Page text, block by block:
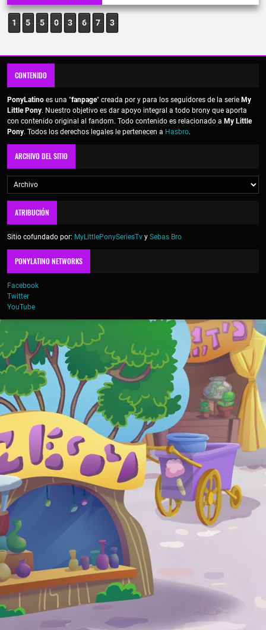
1 5 5 0 3 6 7 3
CONTENIDO
PonyLatino es una "fanpage" creada por y para los seguidores de la serie My
Little Pony. Nuestro objetivo es dar apoyo integral a todo brony que aporta
con contenido original al fandom. Todo contenido es relacionado a My Little
Pony. Todos los derechos legales le pertenecen a Hasbro.
ARCHIVO DEL SITIO
ATRIBUCIÓN
Sitio cofundado por: MyLittlePonySeriesTv y Sebas Bro
PONYLATINO NETWORKS
Facebook
Twitter
YouTube